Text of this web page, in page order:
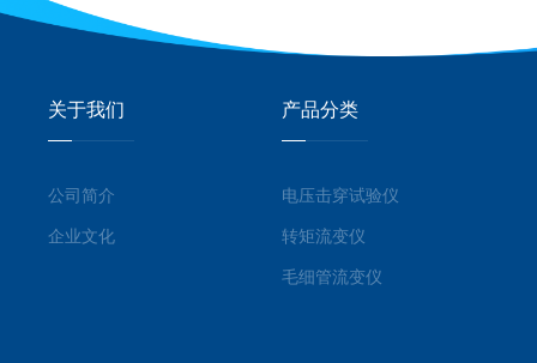
关于我们
公司简介
企业文化
产品分类
电压击穿试验仪
转矩流变仪
毛细管流变仪